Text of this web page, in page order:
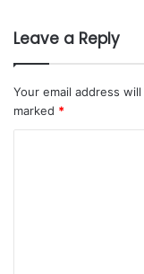
Leave a Reply
Your email address
marked *